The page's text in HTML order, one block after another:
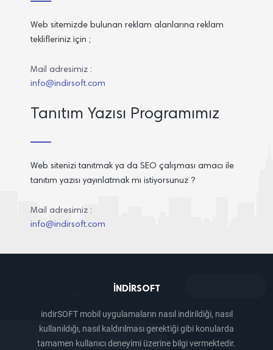
Web sitemizde bulunan reklam alanlarına reklam
teklifleriniz için ;
Mail adresimiz :
info@indirsoft.com
Tanıtım Yazısı Programımız
Web sitenizi tanıtmak ya da SEO çalışması amacı ile
tanıtım yazısı yayınlatmak mı istiyorsunuz ?
Mail adresimiz :
info@indirsoft.com
INDIRSOFT
indirSOFT mobil uygulamaların nasıl indirildiği, nasıl
kullanıldığı, nasıl kaldırılması gerektiği gibi konularda
tamamen kullanıcı deneyimi üzerine bilgi vermektedir.